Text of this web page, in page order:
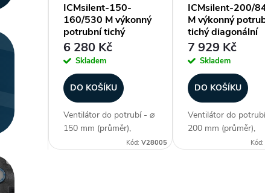
d
ICMsilent-150-
160/530 M výkonný
potrubní tichý
diagonální ventilátor
6 280 Kč
Skladem
DO KOŠÍKU
Ventilátor do potrubí - ⌀
150 mm (průměr),
diagonální konstrukce,
Kód: V28005
ICMsilent-200/
M výkonný
tichý diagonální
ventilátor
7 929 Kč
Skladem
DO KOŠÍKU
Ventilátor do
200 mm (průměr),
diagonální
Kód: